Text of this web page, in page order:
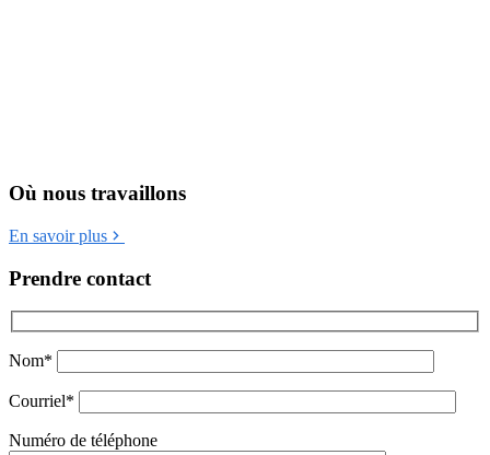
Où nous travaillons
En savoir plus
Prendre contact
Nom*
Courriel*
Numéro de téléphone